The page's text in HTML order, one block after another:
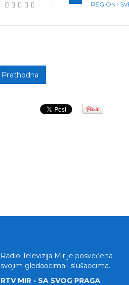
REGION I
Prethodna
Radio Televizija Mir je posvećena
svojim gledaocima i slušaocima.
RTV MIR - SA SVOG PRAGA